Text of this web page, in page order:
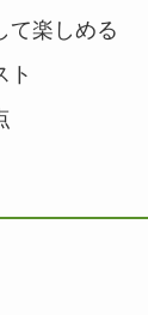
て楽しめる
ト